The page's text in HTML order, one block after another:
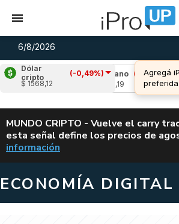
6/8/2026
Dólar
cripto
(-0,49%)
$ 1568,12
Cardano
(-0,47%)
ALERTA
MUNDO CRIPTO - Vuelve el carry
esta señal define los precios de
información
ECONOMÍA DIGITAL